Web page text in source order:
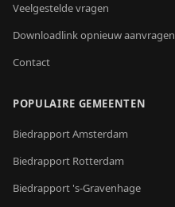
Veelgestelde vragen
Downloadlink opnieuw aanvragen
Contact
POPULAIRE GEMEENTEN
BiedrapportAmsterdam
Biedrapport Rotterdam
Biedrapport 's-Gravenhage